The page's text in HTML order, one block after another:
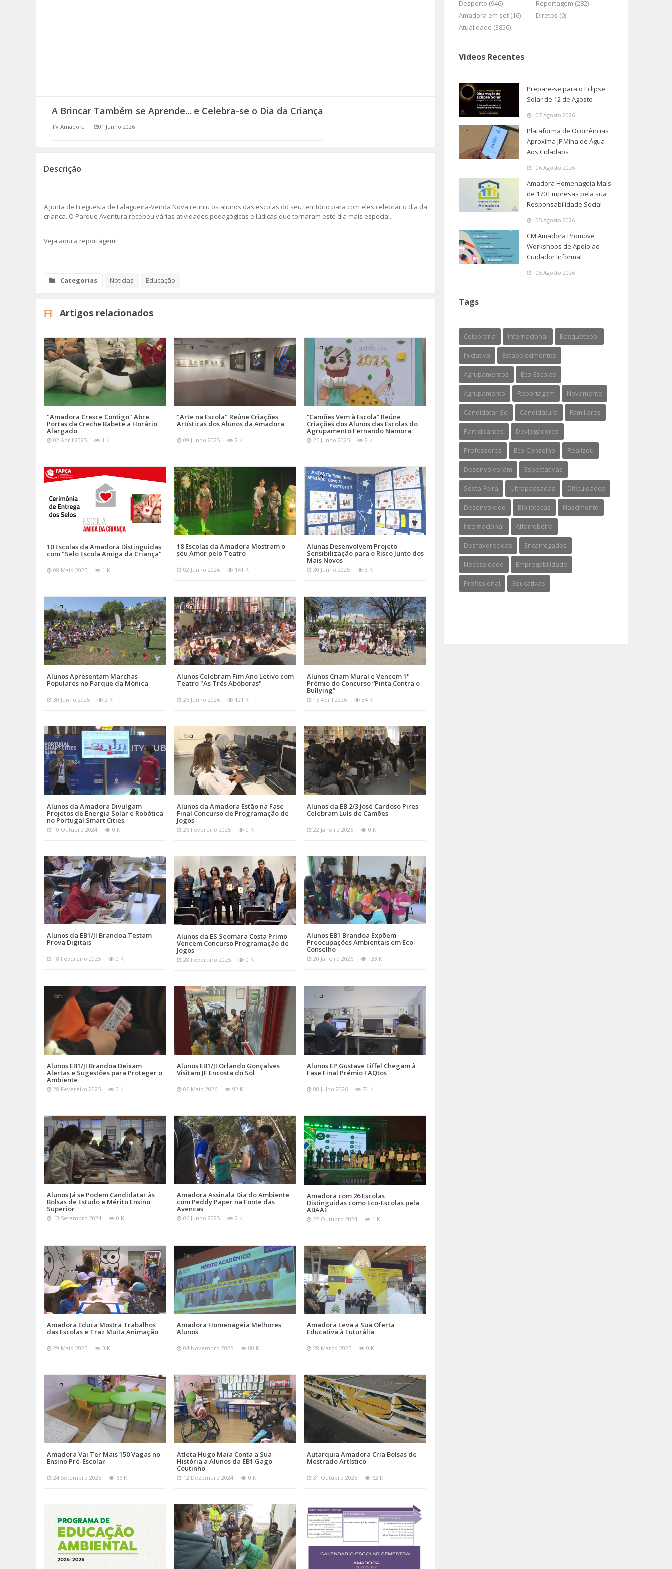
(RE) PENSAMENTOS
A Brincar Também se Aprende... e Celebra-se o Dia da Criança
TV Amadora 01 Junho 2026
Descrição
A Junta de Freguesia de Falagueira-Venda Nova reuniu os alunos das escolas do seu território para com eles celebrar o dia da
criança. O Parque Aventura recebeu várias atividades pedagógicas e lúdicas que tornaram este dia mais especial.
Veja aqui a reportagem!
Categorias Noticias Educação
Artigos relacionados
"Amadora Cresce Contigo" Abre
Portas da Creche Babete a Horário
Alargado
02 Abril 2025 1 K
"Arte na Escola" Reúne Criações
Artísticas dos Alunos da Amadora
09 Junho 2025 2 K
“Camões Vem à Escola” Reúne
Criações dos Alunos das Escolas do
Agrupamento Fernando Namora
25 Junho 2025 2 K
10 Escolas da Amadora Distinguidas
com "Selo Escola Amiga da Criança"
08 Maio 2025 1 K
18 Escolas da Amadora Mostram o
seu Amor pelo Teatro
02 Junho 2026 141 K
Alunas Desenvolvem Projeto
Sensibilização para o Risco Junto dos
Mais Novos
30 Junho 2025 3 K
Alunos Apresentam Marchas
Populares no Parque da Mónica
30 Junho 2025 2 K
Alunos Celebram Fim Ano Letivo com
Teatro "As Três Abóboras"
25 Junho 2026 121 K
Alunos Criam Mural e Vencem 1º
Prémio do Concurso “Pinta Contra o
Bullying”
15 Abril 2026 84 K
Alunos da Amadora Divulgam
Projetos de Energia Solar e Robótica
no Portugal Smart Cities
10 Outubro 2024 0 K
Alunos da Amadora Estão na Fase
Final Concurso de Programação de
Jogos
26 Fevereiro 2025 0 K
Alunos da EB 2/3 José Cardoso Pires
Celebram Luís de Camões
22 Janeiro 2025 0 K
Alunos da EB1/JI Brandoa Testam
Prova Digitais
18 Fevereiro 2025 0 K
Alunos da ES Seomara Costa Primo
Vencem Concurso Programação de
Jogos
28 Fevereiro 2025 0 K
Alunos EB1 Brandoa Expõem
Preocupações Ambientais em Eco-
Conselho
20 Janeiro 2026 133 K
Alunos EB1/JI Brandoa Deixam
Alertas e Sugestões para Proteger o
Ambiente
28 Fevereiro 2025 0 K
Alunos EB1/JI Orlando Gonçalves
Visitam JF Encosta do Sol
06 Maio 2026 92 K
Alunos EP Gustave Eiffel Chegam à
Fase Final Prémio FAQtos
08 Julho 2026 74 K
Alunos Já se Podem Candidatar às
Bolsas de Estudo e Mérito Ensino
Superior
13 Setembro 2024 0 K
Amadora Assinala Dia do Ambiente
com Peddy Paper na Fonte das
Avencas
06 Junho 2025 2 K
Amadora com 26 Escolas
Distinguidas como Eco-Escolas pela
ABAAE
22 Outubro 2024 1 K
Amadora Educa Mostra Trabalhos
das Escolas e Traz Muita Animação
29 Maio 2025 3 K
Amadora Homenageia Melhores
Alunos
04 Novembro 2025 80 K
Amadora Leva a Sua Oferta
Educativa à Futurália
28 Março 2025 0 K
Amadora Vai Ter Mais 150 Vagas no
Ensino Pré-Escolar
24 Setembro 2025 66 K
Atleta Hugo Maia Conta a Sua
História a Alunos da EB1 Gago
Coutinho
12 Dezembro 2024 0 K
Autarquia Amadora Cria Bolsas de
Mestrado Artístico
31 Outubro 2025 62 K
Desporto (946)
Reportagem (282)
Amadora em set (16)
Diretos (0)
Atualidade (3850)
Videos Recentes
Prepare-se para o Eclipse
Solar de 12 de Agosto
07 Agosto 2026
Plataforma de Ocorrências
Aproxima JF Mina de Água
Aos Cidadãos
06 Agosto 2026
Amadora Homenageia Mais
de 170 Empresas pela sua
Responsabilidade Social
05 Agosto 2026
CM Amadora Promove
Workshops de Apoio ao
Cuidador Informal
05 Agosto 2026
Tags
Celebraria Internacional Basquetebol
Iniciativa Estabelecimentos
Agrupamentos Eco-Escolas
Agrupamento Reportagem Novamente
Candidatar-Se Candidatura Familiares
Participantes DevJogadores
Professores Eco-Conselho Realizou
Desenvolveram Espectativas
Sexta-Feira Ultrapassadas Dificuldades
Desenvolvido Bibliotecas Nascimento
Internacional Alfarrobeira
Desfavorecidas Encarregados
Necessidade Empregabilidade
Profissional Educativas